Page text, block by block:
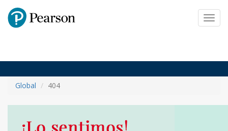
Pearson
Global 404